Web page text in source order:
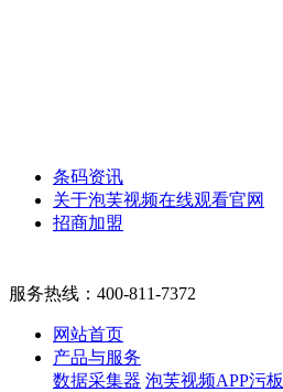
条码资讯
关于泡芙视频在线观看官网
招商加盟
服务热线： 400-811-7372
网站首页
产品与服务
数据采集器 泡芙视频APP污板